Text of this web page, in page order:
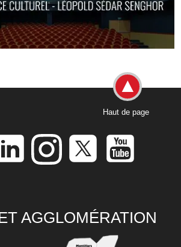
Haut de page
AGGLOMÉRATION